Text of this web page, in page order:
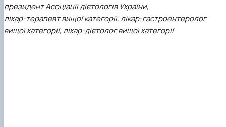
президент Асоціації дієтологів України,
лікар-терапевт вищої категорії, лікар-гастроентеролог
вищої категорії, лікар-дієтолог вищої категорії